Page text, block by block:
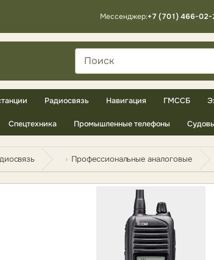
Мессенджер:+7 (701) 466-02-
Радиосвязь Навигация ГМССБ
Спецтехника Промышленные телефоны
Профессиональные аналоговые